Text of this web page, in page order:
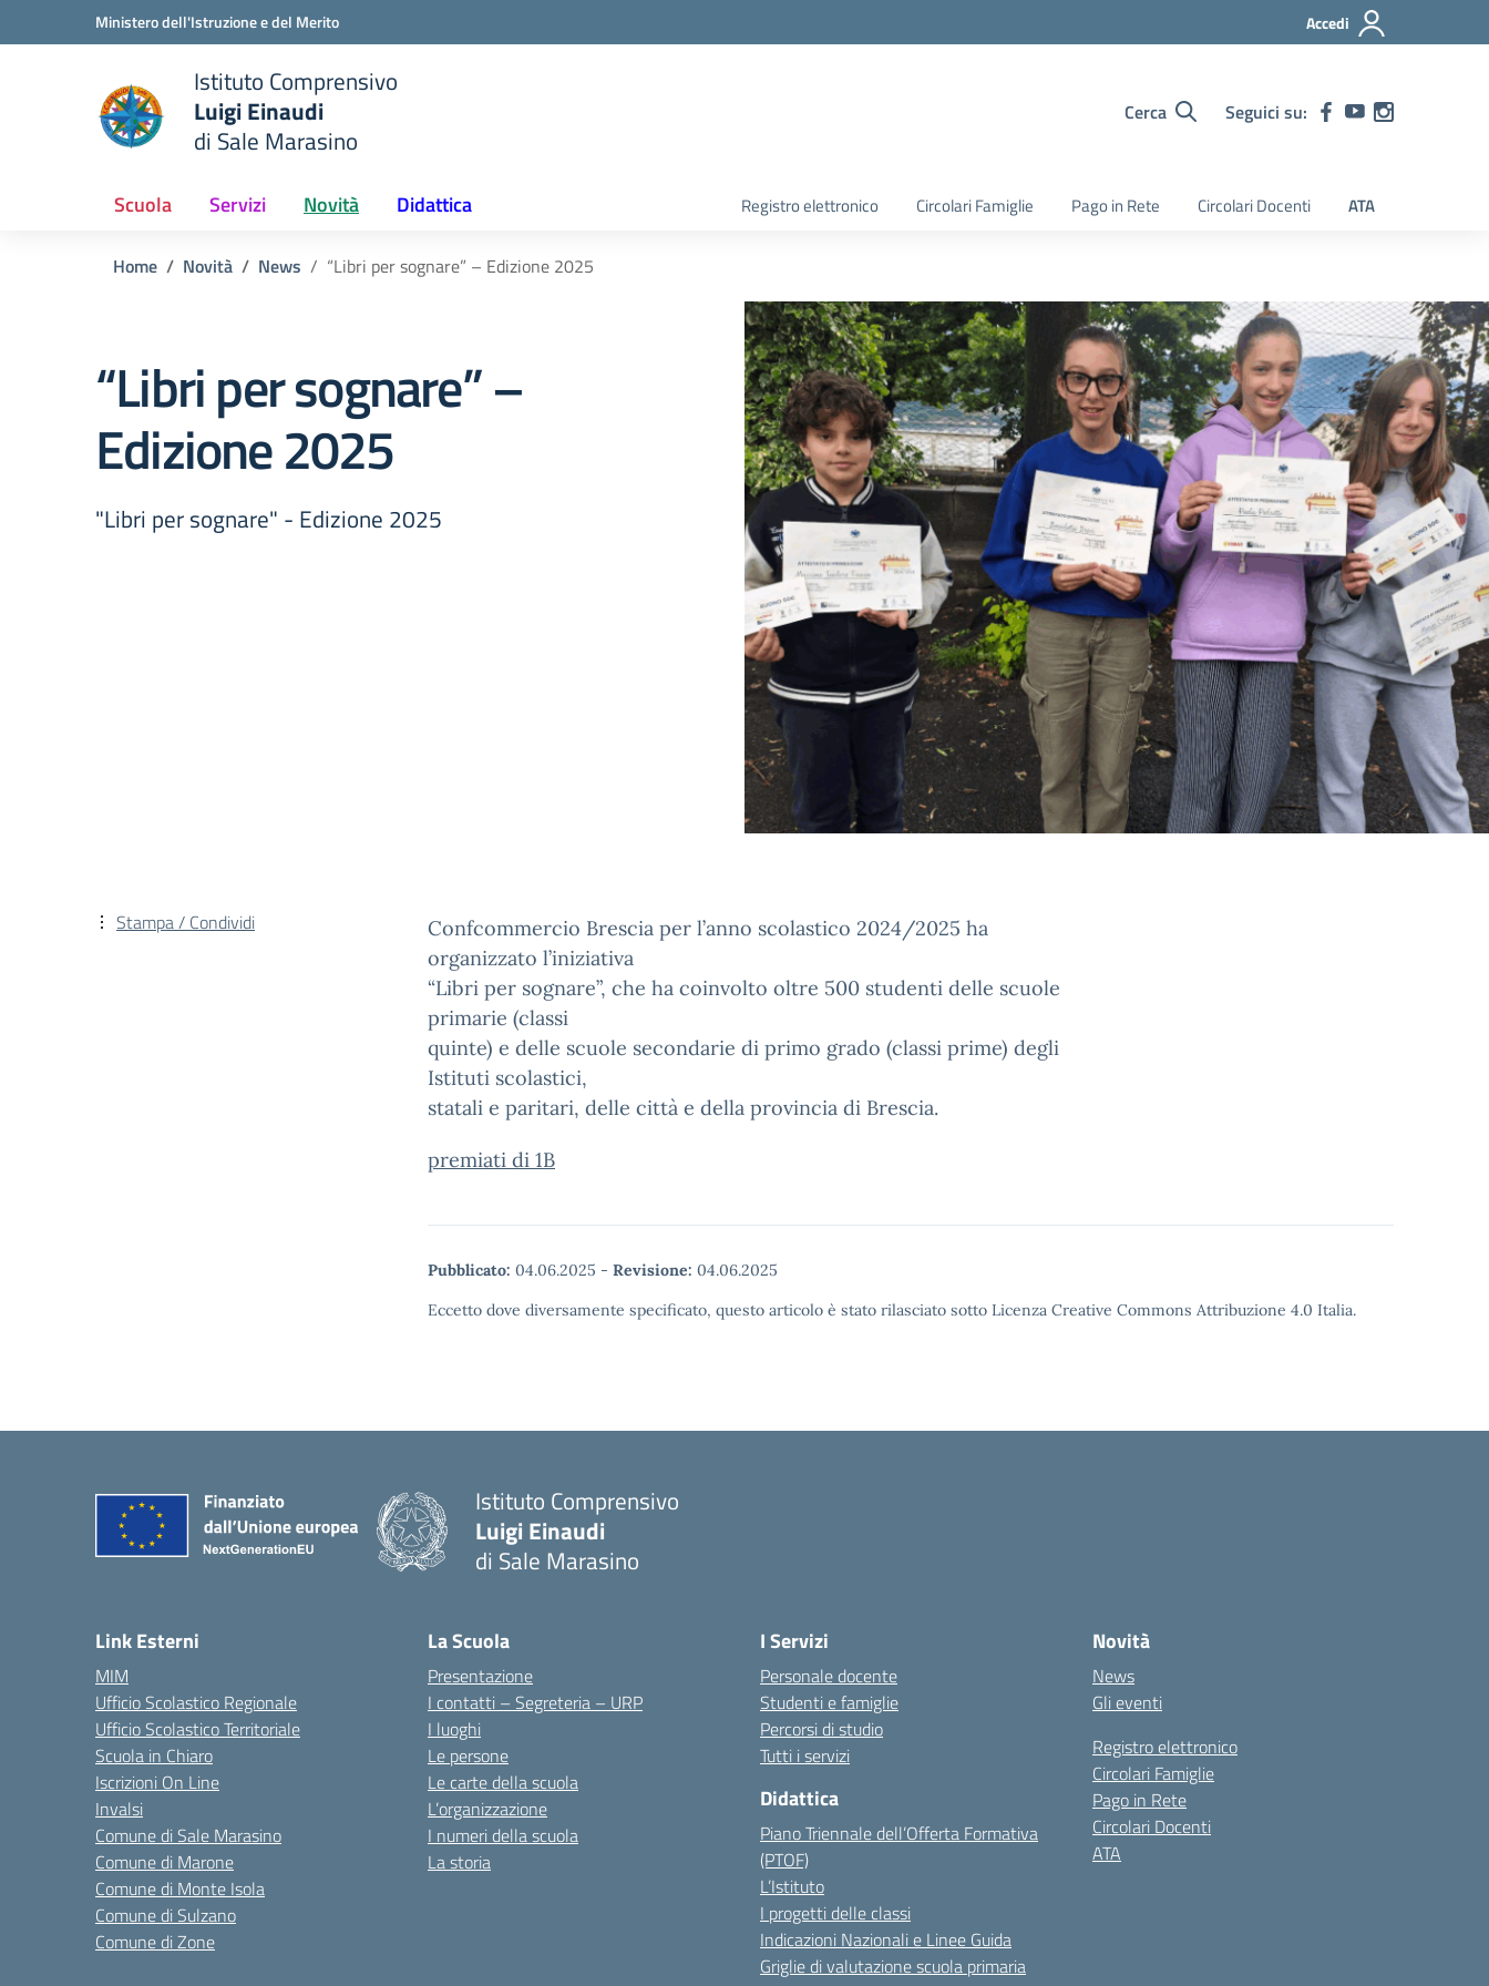
Vai ai contenuti
Vai al menu di navigazioneMinistero dell'Istruzione e del Merito Accedi
scuola
Istituto Comprensivo
Luigi Einaudi
di Sale Marasino
Cerca Seguici su:
Scuola Servizi Novità Didattica Registro elettronico Circolari Famiglie Pago in Rete Circolari Docenti ATA
Home Novità News “Libri per sognare” – Edizione 2025
“Libri per sognare” –
Edizione 2025
"Libri per sognare" - Edizione 2025
Confcommercio Brescia per l’anno scolastico 2024/2025 ha
organizzato l’iniziativa
“Libri per sognare”, che ha coinvolto oltre 500 studenti delle scuole
primarie (classi
quinte) e delle scuole secondarie di primo grado (classi prime) degli
Istituti scolastici,
statali e paritari, delle città e della provincia di Brescia.
premiati di 1B
Pubblicato: 04.06.2025 - Revisione: 04.06.2025
Eccetto dove diversamente specificato, questo articolo è stato rilasciato sotto Licenza Creative Commons Attribuzione 4.0 Italia.
Stampa / Condividi
Istituto Comprensivo
Luigi Einaudi
di Sale Marasino
Link Esterni
MIM
Ufficio Scolastico Regionale
Ufficio Scolastico Territoriale
Scuola in Chiaro
Iscrizioni On Line
Invalsi
Comune di Sale Marasino
Comune di Marone
Comune di Monte Isola
Comune di Sulzano
Comune di Zone
La Scuola
Presentazione
I contatti – Segreteria – URP
I luoghi
Le persone
Le carte della scuola
L’organizzazione
I numeri della scuola
La storia
I Servizi
Personale docente
Studenti e famiglie
Percorsi di studio
Tutti i servizi
Didattica
Piano Triennale dell’Offerta Formativa
(PTOF)
L’Istituto
I progetti delle classi
Indicazioni Nazionali e Linee Guida
Griglie di valutazione scuola primaria
Novità
News
Gli eventi
Registro elettronico
Circolari Famiglie
Pago in Rete
Circolari Docenti
ATA